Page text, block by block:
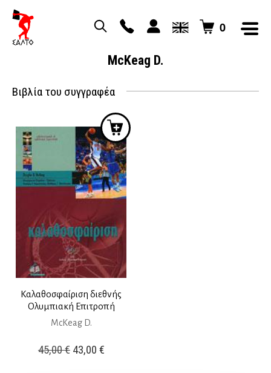
0
McKeag D.
Βιβλία του συγγραφέα
Καλαθοσφαίριση διεθνής
Ολυμπιακή Επιτροπή
McKeag D.
45,00€ Original
43,00 €Η